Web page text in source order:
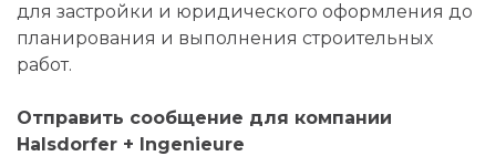
для застройки и юридического оформления до
планирования и выполнения строительных
работ.
Отправить сообщение для компании
Halsdorfer + Ingenieure